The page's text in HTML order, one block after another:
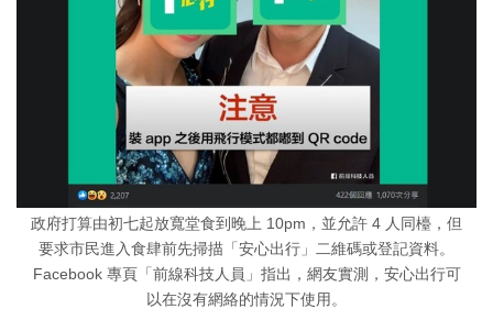
政府打算由初七起放寬堂食到晚上 10pm，並允許 4 人同檯，但
要求市民進入食肆前先掃描「安心出行」二維碼或登記資料。
Facebook 專頁「前線科技人員」指出，網友實測，安心出行可
以在沒有網絡的情況下使用。